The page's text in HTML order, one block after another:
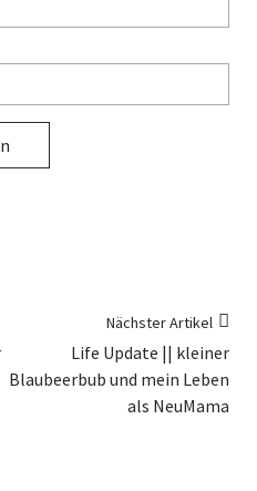
Nächster Artikel
Life Update || kleiner
Blaubeerbub und mein Leben
als NeuMama